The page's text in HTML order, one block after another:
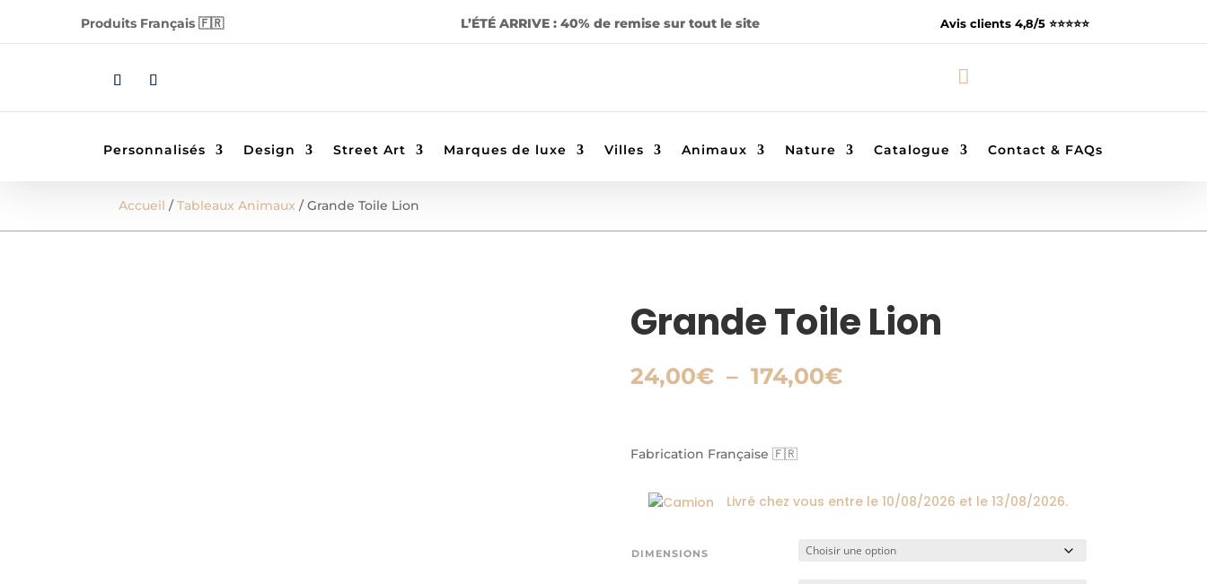
Produits Français 🇫🇷 L’ÉTÉ ARRIVE : 40% de remise sur tout le site Avis clients 4,8/5 ⭐️⭐️⭐️⭐️⭐️

Personnalisés Design Street Art Marques de luxe Villes Animaux Nature Catalogue Contact & FAQs
Accueil /Tableaux Animaux / Grande Toile Lion
Grande Toile Lion
24,00€ – 174,00€Plage
Fabrication Française 🇫🇷
Livré chez vous entre le10/08/2026 et le13/08/2026.
DIMENSIONS